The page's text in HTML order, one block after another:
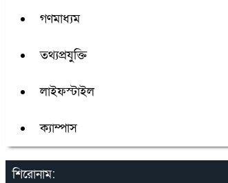
গণমাধ্যম
তথ্যপ্রযুক্তি
লাইফস্টাইল
ক্যাম্পাস
শিরোনাম: